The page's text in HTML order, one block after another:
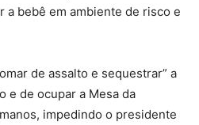
a bebê em ambiente de risco e
de assalto e sequestrar” a
e de ocupar a Mesa da
impedindo o presidente